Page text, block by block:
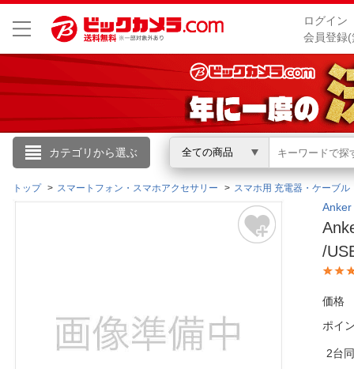
ログイン
会員登録
カテゴリから選ぶ 全ての商品
こんにちは
ログイン
閲覧履歴
トップ スマートフォン・スマホアクセサリー スマホ用 充電器・ケーブル
/
価格
ポイ
2台